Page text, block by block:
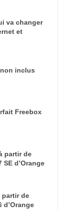
va changer
et
inclus
Freebox
partir de
d’Orange
partir de
d’Orange